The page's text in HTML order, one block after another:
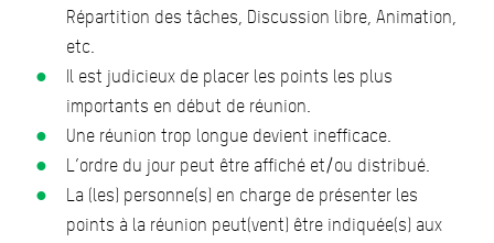
Répartition des tâches, Discussion libre, Animation,
etc.
Il est judicieux de placer les points les plus
importants en début de réunion.
Une réunion trop longue devient inefficace.
L’ordre du jour peut être affiché et/ou distribué.
La (les) personne(s) en charge de présenter les
points à la réunion peut(vent) être indiquée(s) aux